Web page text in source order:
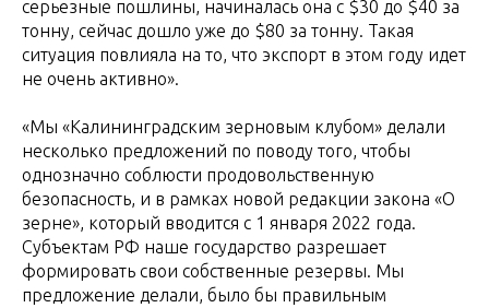
серьезные пошлины, начиналась она с $30 до $40 за
тонну, сейчас дошло уже до $80 за тонну. Такая
ситуация повлияла на то, что экспорт в этом году идет
не очень активно».
«Мы «Калининградским зерновым клубом» делали
несколько предложений по поводу того, чтобы
однозначно соблюсти продовольственную
безопасность, и в рамках новой редакции закона «О
зерне», который вводится с 1 января 2022 года.
Субъектам РФ наше государство разрешает
формировать свои собственные резервы. Мы
предложение делали, было бы правильным